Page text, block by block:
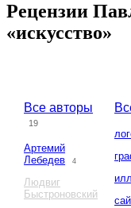
Рецензии
«искусство»
Все авторы
19
Артемий
Лебедев
4
Людвиг
Быстроновский